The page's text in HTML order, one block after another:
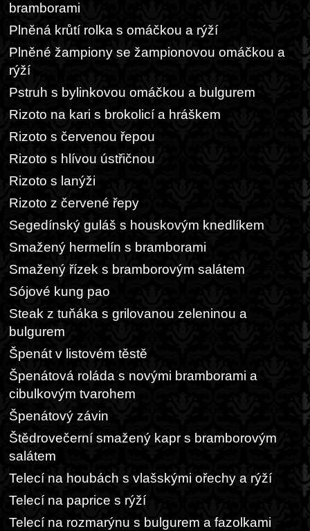
bramborami
Plněná krůtí rolka s omáčkou a rýží
Plněné žampiony se žampionovou omáčkou a
rýží
Pstruh s bylinkovou omáčkou a bulgurem
Rizoto na kari s brokolicí a hráškem
Rizoto s červenou řepou
Rizoto s hlívou ústřičnou
Rizoto s lanýži
Rizoto z červené řepy
Segedínský guláš s houskovým knedlíkem
Smažený hermelín s bramborami
Smažený řízek s bramborovým salátem
Sójové kung pao
Steak z tuňáka s grilovanou zeleninou a
bulgurem
Špenát v listovém těstě
Špenátová roláda s novými bramborami a
cibulkovým tvarohem
Špenátový závin
Štědrovečerní smažený kapr s bramborovým
salátem
Telecí na houbách s vlašskými ořechy a rýží
Telecí na paprice s rýží
Telecí na rozmarýnu s bulgurem a fazolkami